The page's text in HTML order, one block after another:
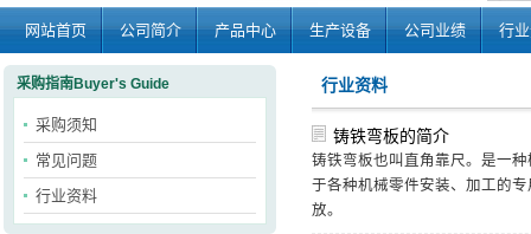
网站首页 公司简介 产品中心 生产设备 公司业绩 行
行业资料
铸铁弯板的简介
铸铁弯板也叫直角靠尺。是一
于各种机械零件安装、加工的
放。
采购指南Buyer's Guide
采购须知
常见问题
行业资料